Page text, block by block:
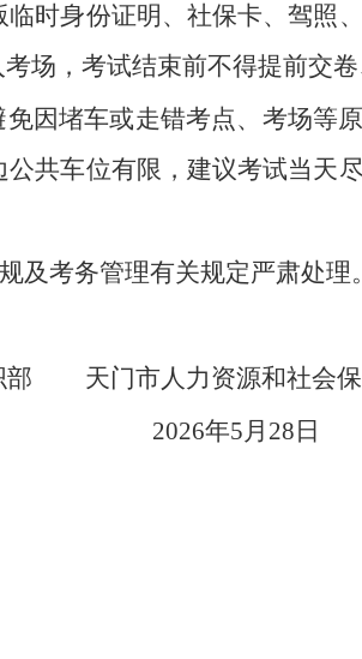
时身份证明、社保卡、驾照、
场，考试结束前不得提前交卷
因堵车或走错考点、考场等
共车位有限，建议考试当天
及考务管理有关规定严肃处理。
织部 天门市人力资源和社
2026年5